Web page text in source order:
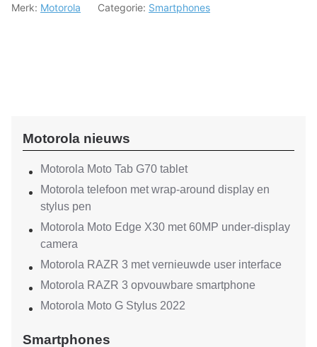
Merk: Motorola Categorie: Smartphones
Motorola nieuws
Motorola Moto Tab G70 tablet
Motorola telefoon met wrap-around display en
stylus pen
Motorola Moto Edge X30 met 60MP under-display
camera
Motorola RAZR 3 met vernieuwde user interface
Motorola RAZR 3 opvouwbare smartphone
Motorola Moto G Stylus 2022
Smartphones